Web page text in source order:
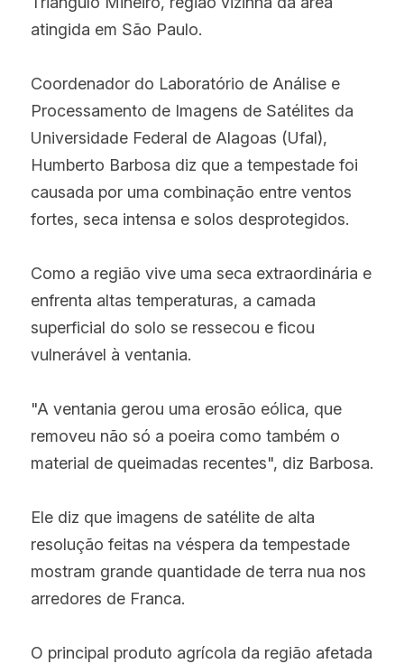
atingida em São Paulo.
Coordenador do Laboratório de Análise e
Processamento de Imagens de Satélites da
Universidade Federal de Alagoas (Ufal),
Humberto Barbosa diz que a tempestade foi
causada por uma combinação entre ventos
fortes, seca intensa e solos desprotegidos.
Como a região vive uma seca extraordinária e
enfrenta altas temperaturas, a camada
superficial do solo se ressecou e ficou
vulnerável à ventania.
"A ventania gerou uma erosão eólica, que
removeu não só a poeira como também o
material de queimadas recentes", diz Barbosa.
Ele diz que imagens de satélite de alta
resolução feitas na véspera da tempestade
mostram grande quantidade de terra nua nos
arredores de Franca.
O principal produto agrícola da região afetada